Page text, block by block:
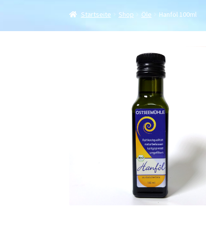
Startseite Shop Öle Hanföl 100ml